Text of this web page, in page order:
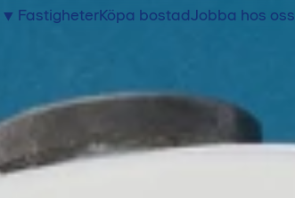
FastigheterKöpa bostadJobba hos oss